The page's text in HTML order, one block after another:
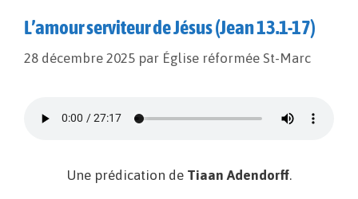
L’amour serviteur de Jésus (Jean 13.1-17)
28 décembre 2025 par Église réformée St-Marc
Une prédication de Tiaan Adendorff.